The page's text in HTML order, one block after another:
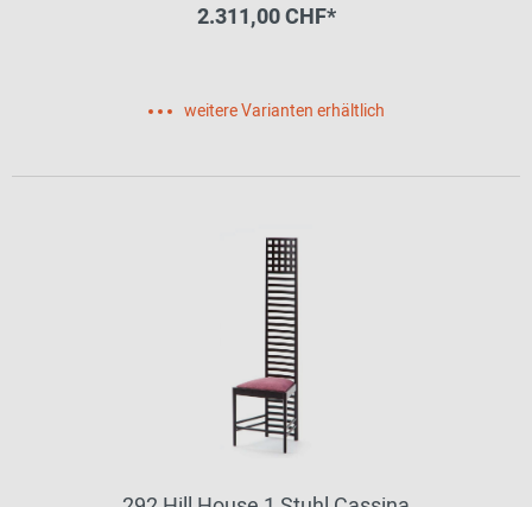
2.311,00 CHF*
weitere Varianten erhältlich